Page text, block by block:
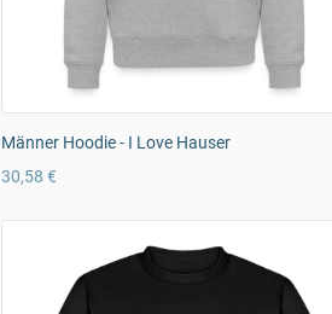
Männer Hoodie - I Love Hauser
30,58 €